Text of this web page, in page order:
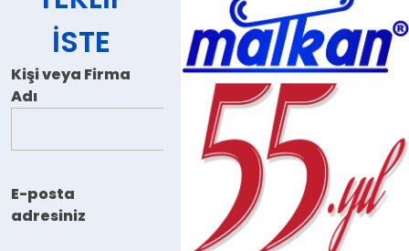
İSTE
Kişi veya Firma
Adı
E-posta
adresiniz